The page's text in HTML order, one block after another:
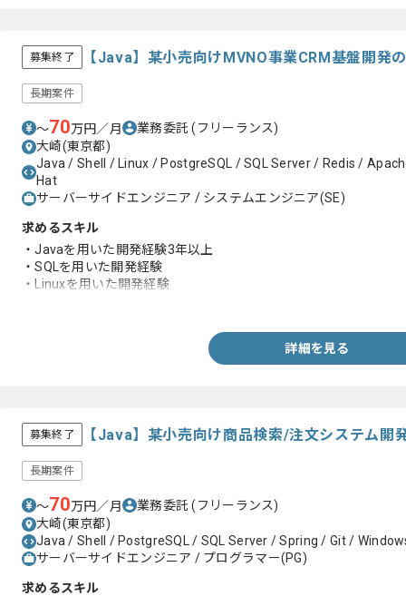
募集終了 【Java】某小売向けMVNO事業CRM基盤開発
長期案件
〜70万円／月 業務委託(フリーランス)
大崎(東京都)
Java / Shell / Linux / PostgreSQL / SQL Server / Redis /
Hat
サーバーサイドエンジニア / システムエンジニア(SE)
求めるスキル
・Javaを用いた開発経験3年以上
・SQLを用いた開発経験
・Linuxを用いた開発経験
詳細を見る
募集終了 【Java】某小売向け商品検索/注文システム開
長期案件
〜70万円／月 業務委託(フリーランス)
大崎(東京都)
Java / Shell / PostgreSQL / SQL Server / Spring / Git /
サーバーサイドエンジニア / プログラマー(PG)
求めるスキル